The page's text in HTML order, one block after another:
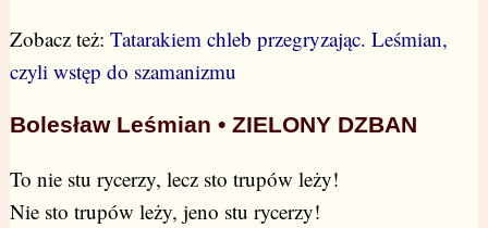
Zobacz też: Tatarakiem chleb przegryzając. Leśmian,
czyli wstęp do szamanizmu
Bolesław Leśmian • ZIELONY DZBAN
To nie stu rycerzy, lecz sto trupów leży!
Nie sto trupów leży, jeno stu rycerzy!